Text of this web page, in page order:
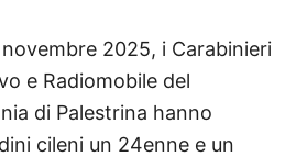
2025, i Carabinieri
e Radiomobile del
di Palestrina hanno
cileni un 24enne e un